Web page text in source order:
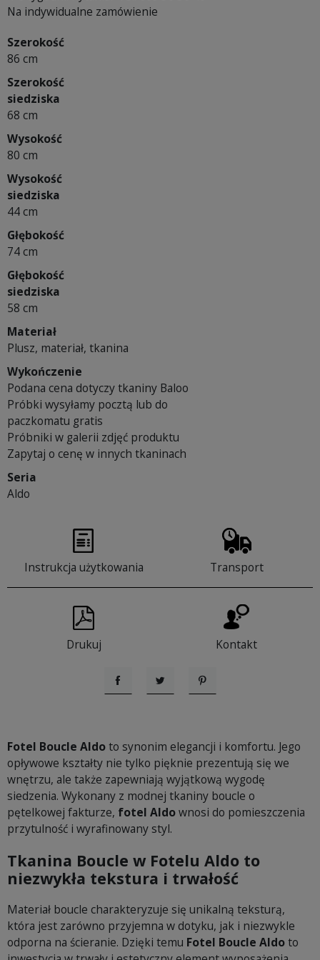
Na indywidualne zamówienie
Szerokość
86 cm
Szerokość
siedziska
68 cm
Wysokość
80 cm
Wysokość
siedziska
44 cm
Głębokość
74 cm
Głębokość
siedziska
58 cm
Materiał
Plusz, materiał, tkanina
Wykończenie
Podana cena dotyczy tkaniny Baloo
Próbki wysyłamy pocztą lub do
paczkomatu gratis
Próbniki w galerii zdjęć produktu
Zapytaj o cenę w innych tkaninach
Seria
Aldo
Instrukcja użytkowania Transport
Drukuj Kontakt
UdostępnijTweetujPinterest
Fotel Boucle Aldoto synonim elegancji i komfortu. Jego
opływowe kształty nie tylko pięknie prezentują się we
wnętrzu, ale także zapewniają wyjątkową wygodę
siedzenia. Wykonany z modnej tkaniny boucle o
pętelkowej fakturze, fotel Aldownosi do pomieszczenia
przytulność i wyrafinowany styl.
Tkanina Boucle w Fotelu Aldo to
niezwykła tekstura i trwałość
Materiał boucle charakteryzuje się unikalną teksturą,
która jest zarówno przyjemna w dotyku, jak i niezwykle
odporna na ścieranie. Dzięki temu Fotel Boucle Aldoto